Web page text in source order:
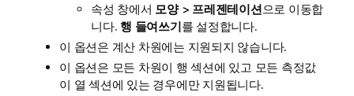
속성 창에서 모양 > 프레젠테이션으로 이동합
니다. 행 들여쓰기를 설정합니다.
이 옵션은 계산 차원에는 지원되지 않습니다.
이 옵션은 모든 차원이 행 섹션에 있고 모든 측정값
이 열 섹션에 있는 경우에만 지원됩니다.